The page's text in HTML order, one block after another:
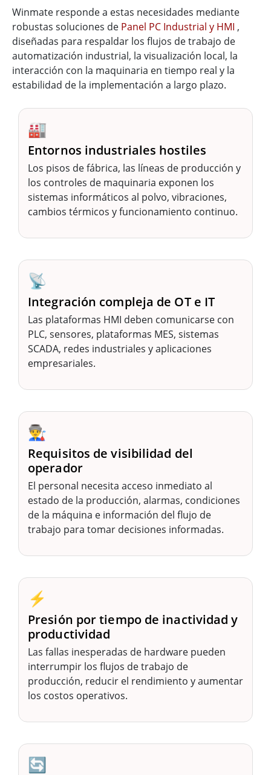
Winmate responde a estas necesidades mediante
robustas soluciones de Panel PC Industrial y HMI ,
diseñadas para respaldar los flujos de trabajo de
automatización industrial, la visualización local, la
interacción con la maquinaria en tiempo real y la
estabilidad de la implementación a largo plazo.
🏭
Entornos industriales hostiles
Los pisos de fábrica, las líneas de producción y
los controles de maquinaria exponen los
sistemas informáticos al polvo, vibraciones,
cambios térmicos y funcionamiento continuo.
📡
Integración compleja de OT e IT
Las plataformas HMI deben comunicarse con
PLC, sensores, plataformas MES, sistemas
SCADA, redes industriales y aplicaciones
empresariales.
👨‍🏭
Requisitos de visibilidad del
operador
El personal necesita acceso inmediato al
estado de la producción, alarmas, condiciones
de la máquina e información del flujo de
trabajo para tomar decisiones informadas.
⚡
Presión por tiempo de inactividad y
productividad
Las fallas inesperadas de hardware pueden
interrumpir los flujos de trabajo de
producción, reducir el rendimiento y aumentar
los costos operativos.
🔄